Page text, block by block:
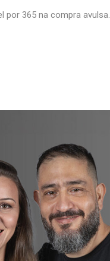
por 365 na compra avulsa.